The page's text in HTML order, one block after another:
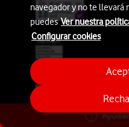
navegador y no te llevará
puedesVer nuestra
Configurar cookies